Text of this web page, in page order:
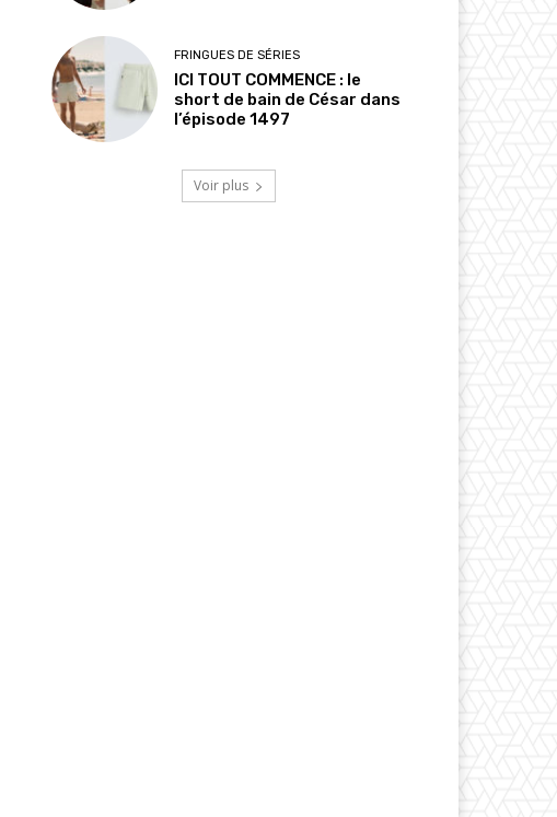
FRINGUES DE SÉRIES
ICI TOUT COMMENCE : le
short de bain de César dans
l’épisode 1497
Voir plus